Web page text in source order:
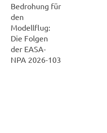
Bedrohung für
den
Modellflug:
Die Folgen
der EASA-
NPA 2026-103